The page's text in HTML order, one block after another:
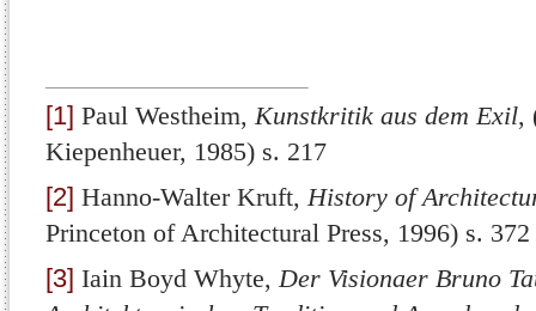
[1] Paul Westheim,Kunstkritik aus dem Exil,
Kiepenheuer, 1985) s. 217
[2] Hanno-Walter Kruft,History of
Princeton of Architectural Press, 1996) s. 372
[3] Iain Boyd Whyte,Der Visionaer Bruno